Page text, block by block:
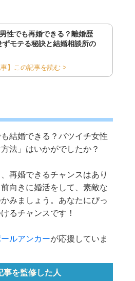
性でも再婚できる？離婚歴
ずモテる秘訣と結婚相談所の
事】この記事を読む >
も結婚できる？バツイチ女性
法」はいかがでしたか？
再婚できるチャンスはあり
向きに婚活をして、素敵な
みましょう。あなたにぴっ
るチャンスです！
ルアンカーが応援していま
事を監修した人